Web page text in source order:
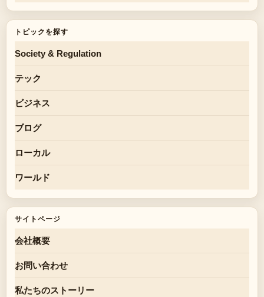
トピックを探す
Society & Regulation
テック
ビジネス
ブログ
ローカル
ワールド
サイトページ
会社概要
お問い合わせ
私たちのストーリー